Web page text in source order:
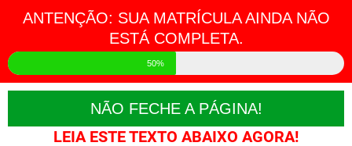
ANTENÇÃO: SUA MATRÍCULA AINDA NÃO
ESTÁ COMPLETA.
50%
NÃO FECHE A PÁGINA!
LEIA ESTE TEXTO ABAIXO AGORA!